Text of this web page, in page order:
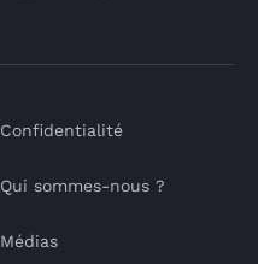
Confidentialité
Qui sommes-nous ?
Médias